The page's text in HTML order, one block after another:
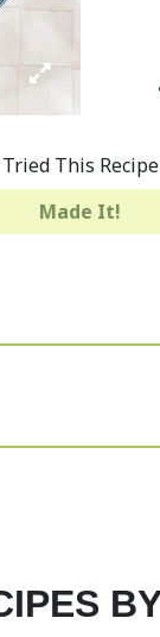
Tried This Recipe
Made It!